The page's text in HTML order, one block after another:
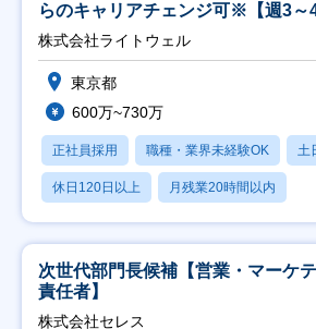
らのキャリアチェンジ可※【週3～
能】
株式会社ライトウェル
東京都
600万~730万
正社員採用 職種・業界未経験OK 土
休日120日以上 月残業20時間以内
次世代部門長候補【営業・マーケ
責任者】
株式会社セレス